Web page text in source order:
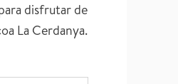
disfrutar de
La Cerdanya.